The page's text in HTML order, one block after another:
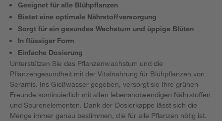
Geeignet für alle Blühpflanzen
Bietet eine optimale Nährstoffversorgung
Sorgt für ein gesundes Wachstum und üppige Blüten
In flüssiger Form
Einfache Dosierung
Unterstützen Sie das Pflanzenwachstum und die
Pflanzengesundheit mit der Vitalnahrung für Blühpflanzen von
Seramis. Ins Gießwasser gegeben, versorgt sie Ihre grünen
Freunde kontinuierlich mit allen lebensnotwendigen Nährstoffen
und Spurenelementen. Dank der Dosierkappe lässt sich die
Menge immer genau bestimmen, die für alle Pflanzen nötig ist.